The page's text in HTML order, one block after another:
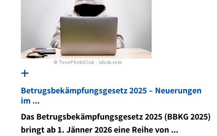
Betrugsbekämpfungsgesetz 2025 – Neuerungen
im ...
Das Betrugsbekämpfungsgesetz 2025 (BBKG 2025)
bringt ab 1. Jänner 2026 eine Reihe von ...